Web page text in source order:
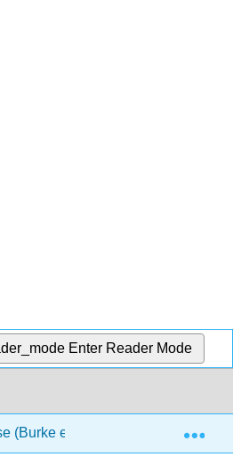
Enter Reader Mode
(Burke et al.) Capítulo